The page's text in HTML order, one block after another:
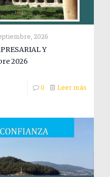
2026
Y
2026
0 Leer más